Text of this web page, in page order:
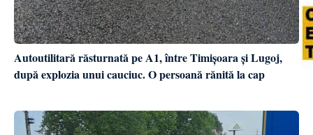
Autoutilitară răsturnată pe A1, între Timișoara și Lugoj,
după explozia unui cauciuc. O persoană rănită la cap